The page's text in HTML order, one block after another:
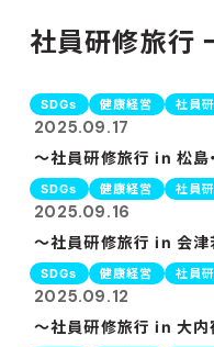
社員研修旅行
2025.09.17
SDGs 健康経営 社員
～社員研修旅行 in 松島
2025.09.16
SDGs 健康経営 社員
～社員研修旅行 in 会津
2025.09.12
SDGs 健康経営 社員
～社員研修旅行 in 大内